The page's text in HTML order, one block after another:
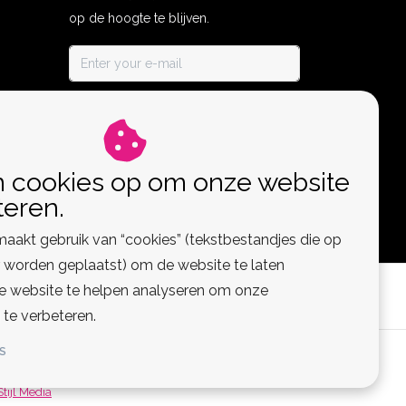
op de hoogte te blijven.
Media
cookies op om onze website
gebruik van “cookies” (tekstbestandjes die op
geplaatst) om de website te laten
website te helpen analyseren om onze
verbeteren.